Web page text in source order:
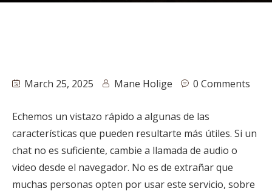
March 25, 2025 Mane Holige 0 Comments
Echemos un vistazo rápido a algunas de las
características que pueden resultarte más útiles. Si un
chat no es suficiente, cambie a llamada de audio o
video desde el navegador. No es de extrañar que
muchas personas opten por usar este servicio, sobre